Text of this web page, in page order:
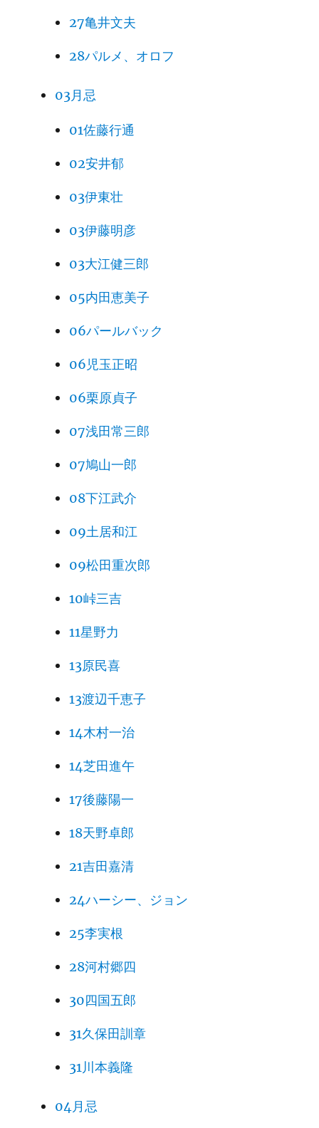
27亀井文夫
28パルメ、オロフ
03月忌
01佐藤行通
02安井郁
03伊東壮
03伊藤明彦
03大江健三郎
05内田恵美子
06パールバック
06児玉正昭
06栗原貞子
07浅田常三郎
07鳩山一郎
08下江武介
09土居和江
09松田重次郎
10峠三吉
11星野力
13原民喜
13渡辺千恵子
14木村一治
14芝田進午
17後藤陽一
18天野卓郎
21吉田嘉清
24ハーシー、ジョン
25李実根
28河村郷四
30四国五郎
31久保田訓章
31川本義隆
04月忌